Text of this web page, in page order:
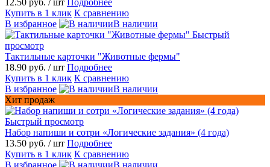
12.50 руб. / шт Подробнее
Купить в 1 клик К сравнению
В избранное
В наличии
Быстрый
просмотр
Тактильные карточки "Животные фермы"
18.90 руб. / шт Подробнее
Купить в 1 клик К сравнению
В избранное
В наличии
Хит продаж
Быстрый просмотр
Набор напиши и сотри «Логические задания» (4 года)
13.50 руб. / шт Подробнее
Купить в 1 клик К сравнению